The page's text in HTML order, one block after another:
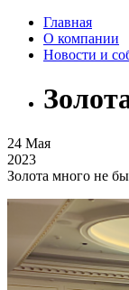
Главная
О компании
Новости и
24 Мая
2023
Золота много не